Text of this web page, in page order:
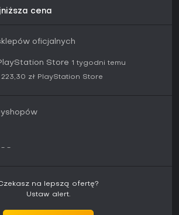
cena
oficjalnych
Store 1 tygodni temu
223,30 zł PlayStation Store
- -
na lepszą ofertę?
Ustaw alert.